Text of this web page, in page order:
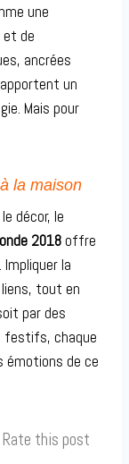
une
et de
ancrées
un
Mais pour
la maison
décor, le
2018offre
la
tout en
par des
festifs, chaque
émotions de ce
Rate this post